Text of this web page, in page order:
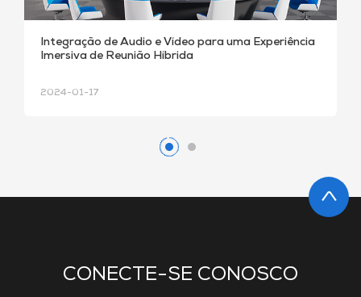
MAXHUB e Nureva Colaboram em Pacotes para
Microsoft Teams Rooms
2024-01-17
CONECTE-SE CONOSCO